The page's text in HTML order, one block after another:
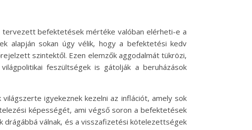
befektetések mértéke valóban elérheti-e a
alapján sokan úgy vélik, hogy a befektetési kedv
szintektől. Ezen elemzők aggodalmát tükrözi,
feszültségek is gátolják a beruházások
igyekeznek kezelni az inflációt, amely sok
képességét, ami végső soron a befektetések
drágábbá válnak, és a visszafizetési kötelezettségek